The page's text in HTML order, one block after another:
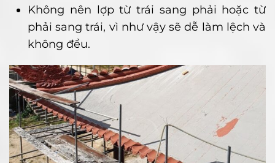
Không nên lợp từ trái sang phải hoặc từ
phải sang trái, vì như vậy sẽ dễ làm lệch và
không đều.